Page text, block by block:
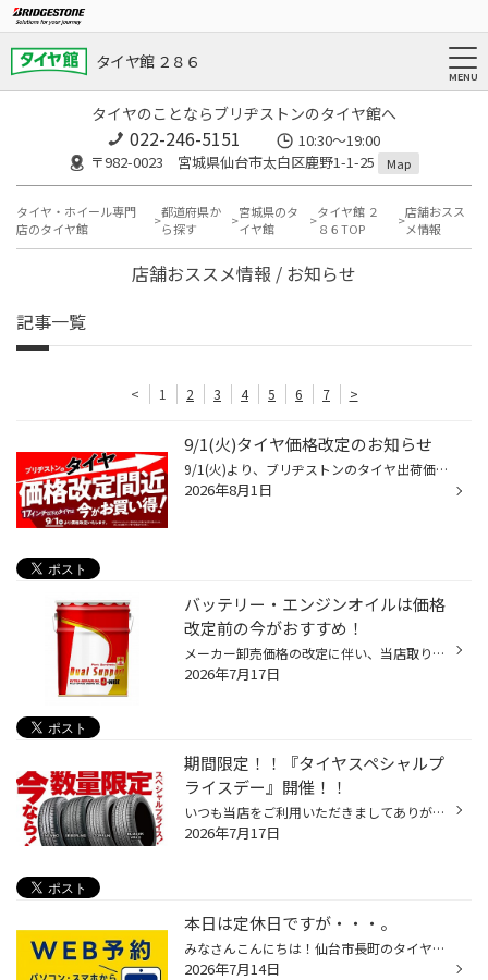
タイヤ館 ２８６
タイヤのことならブリヂストンのタイヤ館へ
022-246-5151
10:30～19:00
〒982-0023 宮城県仙台市太白区鹿野1-1-25
Map
タイヤ・ホイール専門
店のタイヤ館
都道府県か
ら探す
宮城県のタ
イヤ館
タイヤ館 ２
８６TOP
店舗おスス
メ情報
店舗おススメ情報 / お知らせ
記事一覧
< 1 2 3 4 5 6 7 >
9/1(火)タイヤ価格改定のお知らせ
9/1(火)より、ブリヂストンのタイヤ出荷価格の改定に伴い、17インチ以下の 国内市販用タイヤ(夏/冬)の価格改定を実施させていただきます。 ※価格改定前の価格での対応については、8/31(月)までの作業実施が対象となっております。 ※商品によって改定率等が異なります。価格改定についてはこちらをご...
2026年8月1日
バッテリー・エンジンオイルは価格
改定前の今がおすすめ！
メーカー卸売価格の改定に伴い、当店取り扱いの一部のバッテリー・エンジンオイルの価格改定を 8/1より随時実施させていただきます。 現状の価格改定前の価格での対応については、各製品の値上がり前日までの作業実施が対象となっております。 夏休みでお出かけ予定の方やそろそろ交換時期を迎えて...
2026年7月17日
期間限定！！『タイヤスペシャルプ
ライスデー』開催！！
いつも当店をご利用いただきましてありがとうございます。 7/17(金)～7/26(日)まで、コクピット・タイヤ館におきまして、 期間限定！ サイズ限定！！ 数量限定！！！ お得にお買い求めいただける、「タイヤスペシャルプライスデー」がスタートします！ お得なタイヤのご紹介！！ NEWNO 155/65R14 タ...
2026年7月17日
本日は定休日ですが・・・。
みなさんこんにちは！仙台市長町のタイヤ館286です！ 本日7/14(火)と明日15（水）は店舗休業となっております。 翌7/16(木)10:30からの営業となります。 定休日でも！コクピット・タイヤ館オンラインストアなら 24時間いつでもタイヤを購入・作業予約いただけます！ コクピット・タイヤ館オンライン...
2026年7月14日